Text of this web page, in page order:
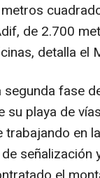
de 2.700
detalla el
segunda fase
su playa de
en
señalización